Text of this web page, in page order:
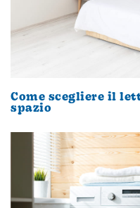
Come scegliere il
spazio